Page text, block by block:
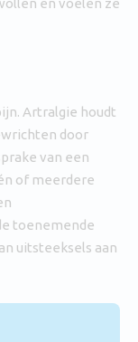
en voelen ze
Artralgie houdt
door
van een
of meerdere
toenemende
uitsteeksels aan